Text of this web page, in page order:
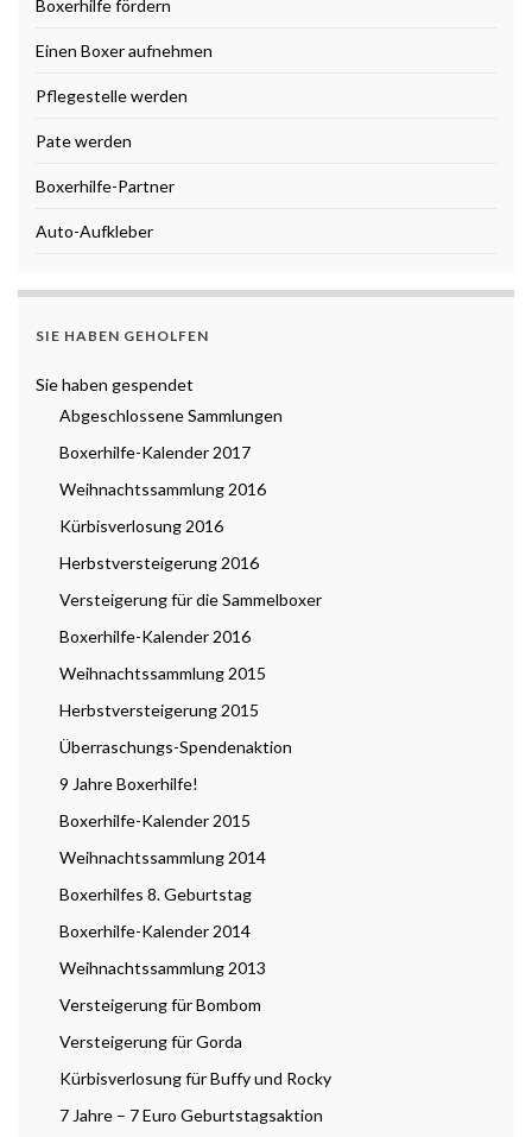
Boxerhilfe fördern
Einen Boxer aufnehmen
Pflegestelle werden
Pate werden
Boxerhilfe-Partner
Auto-Aufkleber
SIE HABEN GEHOLFEN
Sie haben gespendet
Abgeschlossene Sammlungen
Boxerhilfe-Kalender 2017
Weihnachtssammlung 2016
Kürbisverlosung 2016
Herbstversteigerung 2016
Versteigerung für die Sammelboxer
Boxerhilfe-Kalender 2016
Weihnachtssammlung 2015
Herbstversteigerung 2015
Überraschungs-Spendenaktion
9 Jahre Boxerhilfe!
Boxerhilfe-Kalender 2015
Weihnachtssammlung 2014
Boxerhilfes 8. Geburtstag
Boxerhilfe-Kalender 2014
Weihnachtssammlung 2013
Versteigerung für Bombom
Versteigerung für Gorda
Kürbisverlosung für Buffy und Rocky
7 Jahre – 7 Euro Geburtstagsaktion